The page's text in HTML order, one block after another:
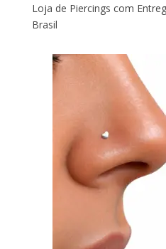
Loja de Piercings com
Brasil